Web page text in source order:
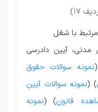
17)
با شغل
آیین دادرسی
نمونه سوالات حقوق
) (نمونه سوالات آیین
قانون) (نمونه